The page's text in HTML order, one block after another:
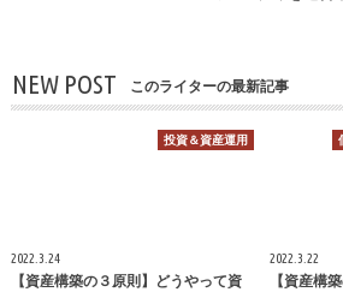
NEW POST このライターの最新記事
投資＆資産運用
2022.3.24
【資産構築の３原則】どうやって資
2022.3.22
【資産構